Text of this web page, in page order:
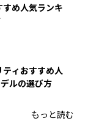
め人気ランキ
ティおすすめ人
ルの選び方
もっと読む